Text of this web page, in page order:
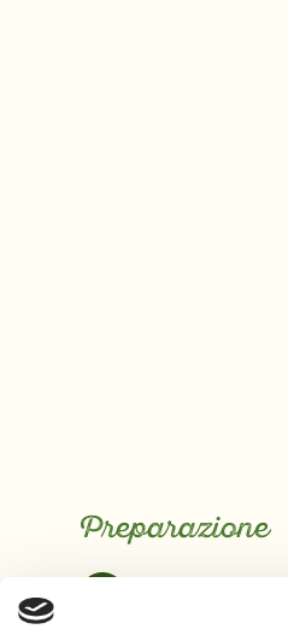
Preparazione
Per
tutti gli